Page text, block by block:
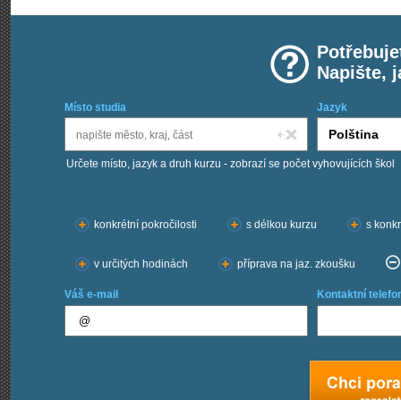
Napište,
Místo studia Jazyk
Určete místo, jazyk a druh kurzu - zobrazí se počet vyhovujících škol
konkrétní pokročilosti
s délkou kurzu s
v určitých hodinách příprava na jaz. zkoušku
Váš e-mail Kontaktní